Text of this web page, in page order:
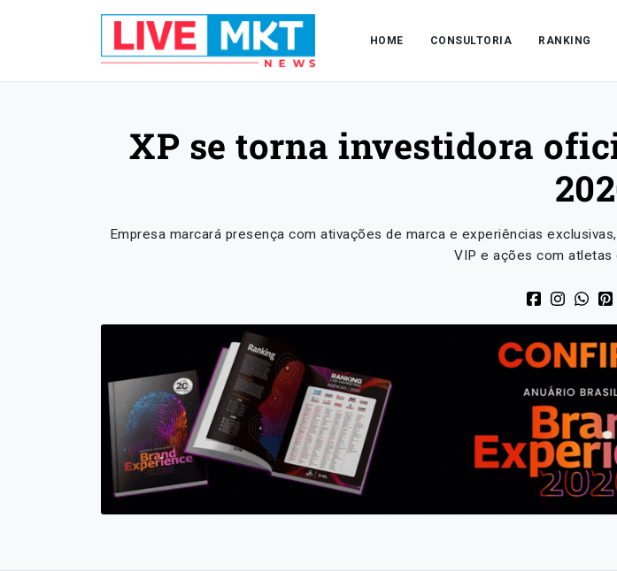
HOME CONSULTORIA RANKING
XP se torna investidora
Empresa marcará presença com ativações de marca e experiências
VIP e ações com atletas